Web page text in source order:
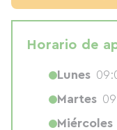
Horario de
Lunes
Martes
Miércoles